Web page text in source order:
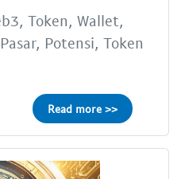
Token, Wallet,
Potensi, Token
Read more >>